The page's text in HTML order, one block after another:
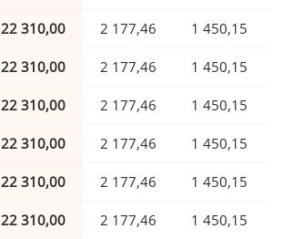
22 310,00 2 177,46 1 450,15
22 310,00 2 177,46 1 450,15
22 310,00 2 177,46 1 450,15
22 310,00 2 177,46 1 450,15
22 310,00 2 177,46 1 450,15
22 310,00 2 177,46 1 450,15